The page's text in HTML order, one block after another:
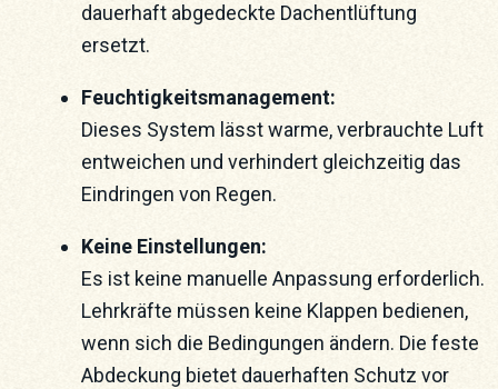
dauerhaft abgedeckte Dachentlüftung
ersetzt.
Feuchtigkeitsmanagement:
Dieses System lässt warme, verbrauchte Luft
entweichen und verhindert gleichzeitig das
Eindringen von Regen.
Keine Einstellungen:
Es ist keine manuelle Anpassung erforderlich.
Lehrkräfte müssen keine Klappen bedienen,
wenn sich die Bedingungen ändern. Die feste
Abdeckung bietet dauerhaften Schutz vor